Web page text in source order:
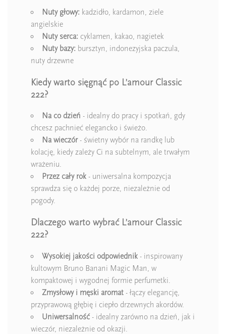
Nuty głowy: kadzidło, kardamon, ziele
angielskie
Nuty serca: cyklamen, kakao, nagietek
Nuty bazy: bursztyn, indonezyjska paczula,
nuty drzewne
Kiedy warto sięgnąć po L’amour Classic
222?
Na co dzień - idealny do pracy i spotkań, gdy
chcesz pachnieć elegancko i świeżo.
Na wieczór- świetny wybór na randkę lub
kolację, kiedy zależy Ci na subtelnym, ale trwałym
wrażeniu.
Przez cały rok - uniwersalna kompozycja
sprawdza się o każdej porze, niezależnie od
pogody.
Dlaczego warto wybrać L’amour Classic
222?
Wysokiej jakości odpowiednik - inspirowany
kultowym Bruno Banani Magic Man, w
kompaktowej i wygodnej formie perfumetki.
Zmysłowy i męski aromat - łączy elegancję,
przyprawową głębię i ciepło drzewnych akordów.
Uniwersalność- idealny zarówno na dzień, jak i
wieczór, niezależnie od okazji.